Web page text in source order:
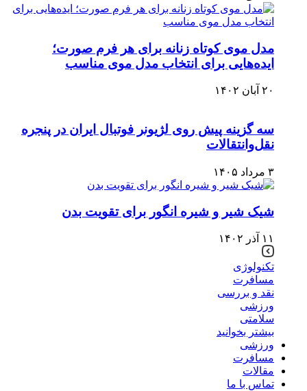
مدل موی کوتاه زنانه برای هر فرم صورت؛
ایده‌هایی برای انتخاب مدل موی مناسب
۲۰ آبان ۱۴۰۲
سه گزینه پیش روی لژیونر فوتبال ایران در پنجره
نقل‌وانتقالات
۳ مرداد ۱۴۰۵
شیک شیر و شیره انگور برای تقویت بدن
۱۱ آذر ۱۴۰۲
تکنولوژی
مسافرت
نقد و بررسی
ورزشی
سلامتی
بیشتر بخوانید
ورزشی
مسافرت
مقالات
تماس با ما